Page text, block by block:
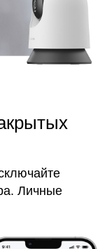
Личные